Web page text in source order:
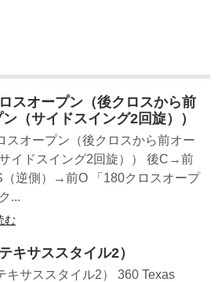
スオープン（後クロスから前
（サイドスイング2回旋））
スオープン（後クロスから前オー
イドスイング2回旋）） 後C→前
逆側）→前O 「180クロスオープ
...
む
キサススタイル2）
キサススタイル2） 360 Texas